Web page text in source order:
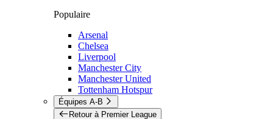
Populaire
Arsenal
Chelsea
Liverpool
Manchester City
Manchester United
Tottenham Hotspur
Équipes A-B
Retour à Premier League